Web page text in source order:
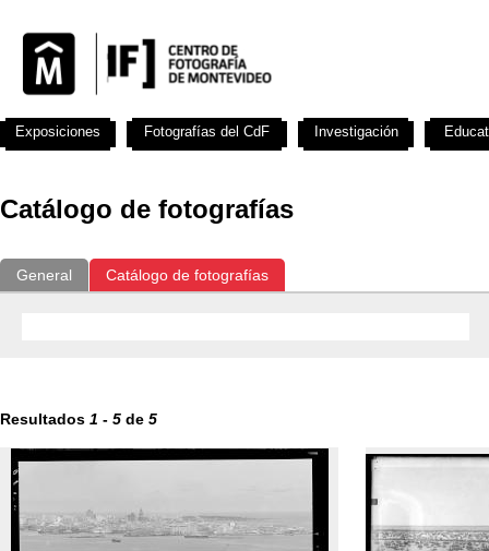
Catálogo de fotografías
General Catálogo de fotografías
Resultados 1 - 5 de 5
Exposiciones Fotografías del CdF Investigación